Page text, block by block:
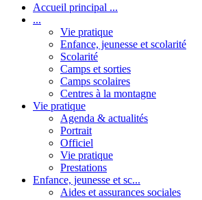
Accueil principal ...
...
Vie pratique
Enfance, jeunesse et scolarité
Scolarité
Camps et sorties
Camps scolaires
Centres à la montagne
Vie pratique
Agenda & actualités
Portrait
Officiel
Vie pratique
Prestations
Enfance, jeunesse et sc...
Aides et assurances sociales